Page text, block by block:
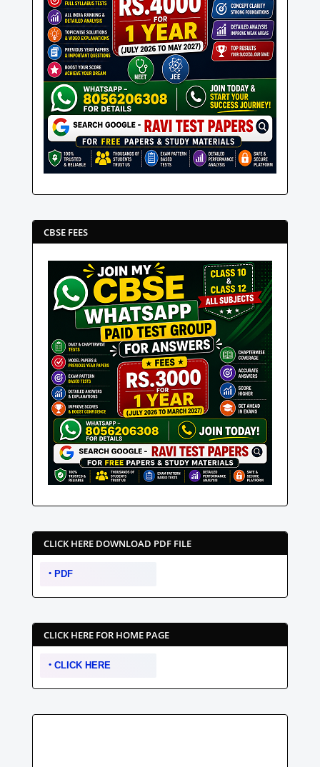
CBSE FEES
CLICK HERE DOWNLOAD PDF FILE
PDF
CLICK HERE FOR HOME PAGE
CLICK HERE